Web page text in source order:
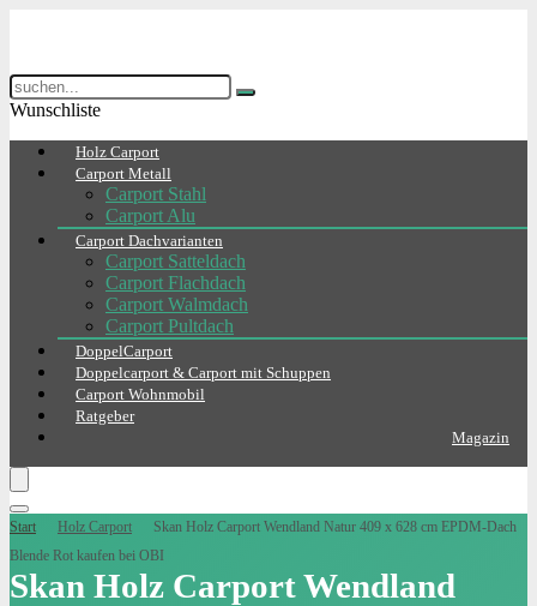
Wunschliste
Holz Carport
Carport Metall
Carport Stahl
Carport Alu
Carport Dachvarianten
Carport Satteldach
Carport Flachdach
Carport Walmdach
Carport Pultdach
DoppelCarport
Doppelcarport & Carport mit Schuppen
Carport Wohnmobil
Ratgeber
Magazin
Start Holz Carport
Skan Holz Carport Wendland Natur 409 x 628 cm EPDM-Dach
Blende Rot kaufen bei OBI
Skan Holz Carport Wendland